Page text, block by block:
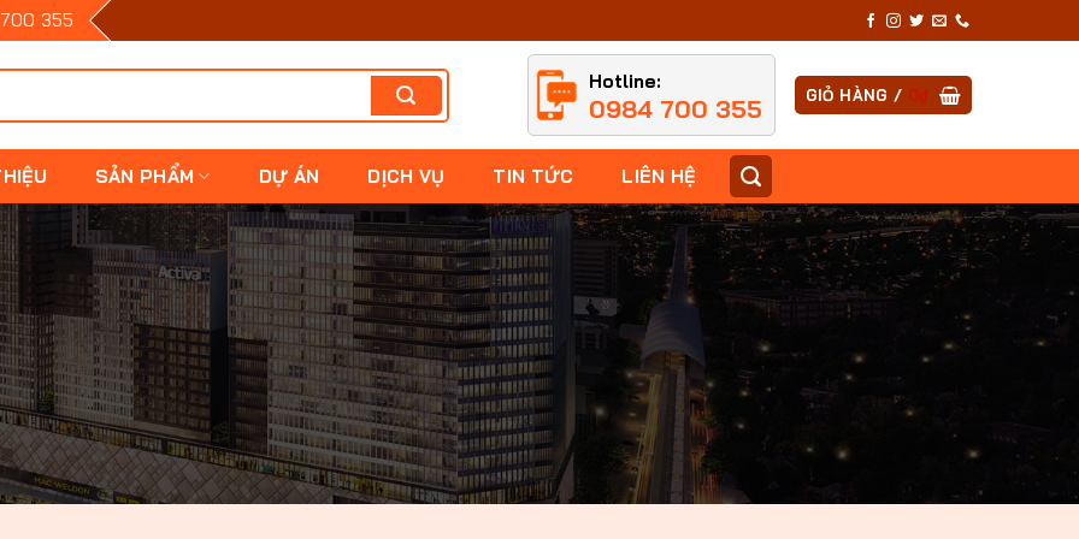
355
Hotline:
0984 700 355 GIỎ HÀNG / 0₫
SẢN PHẨM DỰ ÁN DỊCH VỤ TIN TỨC LIÊN HỆ